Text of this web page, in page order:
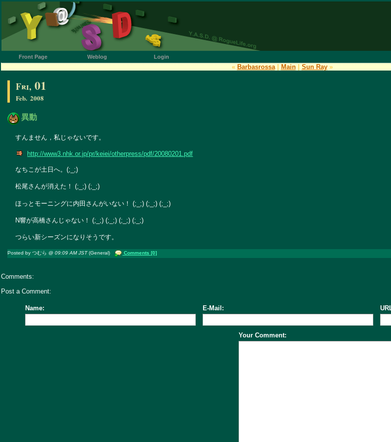
Front Page Weblog Login
« Barbasrossa| Main| Sun Ray»
Fri, 01
Feb. 2008
異動
すんません，私じゃないです。
http://www3.nhk.or.jp/pr/keiei/otherpress/pdf/20080201.pdf
なちこが土日へ。(;_;)
松尾さんが消えた！ (;_;) (;_;)
ほっとモーニングに内田さんがいない！ (;_;) (;_;) (;_;)
N響が高橋さんじゃない！ (;_;) (;_;) (;_;) (;_;)
つらい新シーズンになりそうです。
Posted by つむら @ 09:09 AM JST(General) Comments [0]
Comments:
Post a Comment:
Name: E-Mail:
Your Comment: